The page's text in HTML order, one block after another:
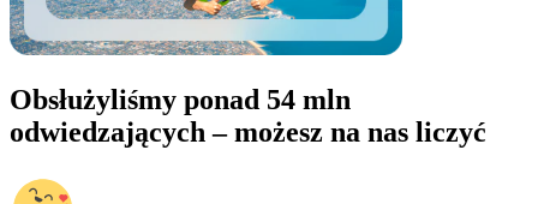
Obsłużyliśmy ponad 54 mln
odwiedzających – możesz na nas liczyć